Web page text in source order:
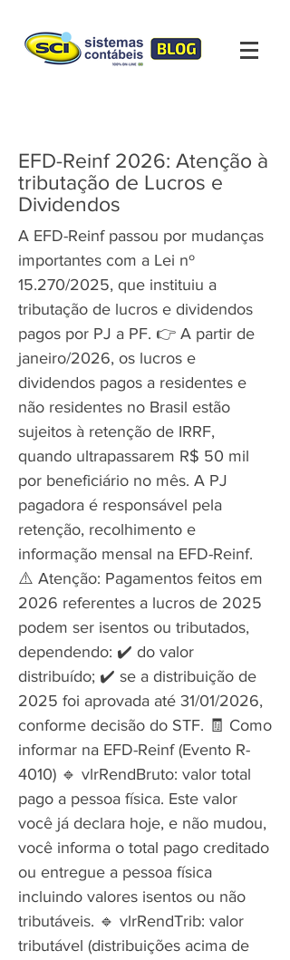
EFD-Reinf 2026: Atenção à
tributação de Lucros e
Dividendos
A EFD-Reinf passou por mudanças
importantes com a Lei nº
15.270/2025, que instituiu a
tributação de lucros e dividendos
pagos por PJ a PF. 👉 A partir de
janeiro/2026, os lucros e
dividendos pagos a residentes e
não residentes no Brasil estão
sujeitos à retenção de IRRF,
quando ultrapassarem R$ 50 mil
por beneficiário no mês. A PJ
pagadora é responsável pela
retenção, recolhimento e
informação mensal na EFD-Reinf.
⚠️ Atenção: Pagamentos feitos em
2026 referentes a lucros de 2025
podem ser isentos ou tributados,
dependendo: ✔️ do valor
distribuído; ✔️ se a distribuição de
2025 foi aprovada até 31/01/2026,
conforme decisão do STF. 🧾 Como
informar na EFD-Reinf (Evento R-
4010) 🔹 vlrRendBruto: valor total
pago a pessoa física. Este valor
você já declara hoje, e não mudou,
você informa o total pago creditado
ou entregue a pessoa física
incluindo valores isentos ou não
tributáveis. 🔹 vlrRendTrib: valor
tributável (distribuições acima de